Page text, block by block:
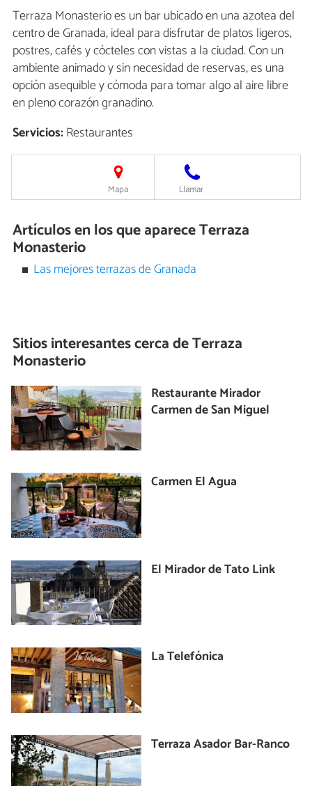
Terraza Monasterio es un bar ubicado en una azotea del
centro de Granada, ideal para disfrutar de platos ligeros,
postres, cafés y cócteles con vistas a la ciudad. Con un
ambiente animado y sin necesidad de reservas, es una
opción asequible y cómoda para tomar algo al aire libre
en pleno corazón granadino.
Servicios:Restaurantes
Mapa Llamar
Artículos en los que aparece Terraza
Monasterio
Las mejores terrazas de Granada
Sitios interesantes cerca deTerraza
Monasterio
Restaurante Mirador
Carmen de San Miguel
Carmen El Agua
El Mirador de Tato Link
La Telefónica
Terraza Asador Bar-Ranco